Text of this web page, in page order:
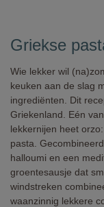
Griekse
Wie lekker wil
keuken aan de slag
ingrediënten. Dit
Griekenland. Eén
lekkernijen heet
pasta.
halloumi en een
groentesausje dat
windstreken
waanzinnig lekkere